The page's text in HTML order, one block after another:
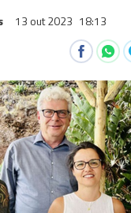
13 out 2023 18:13